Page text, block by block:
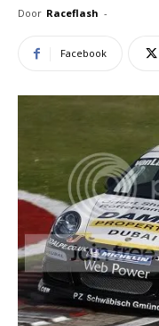
Door Raceflash -
Facebook